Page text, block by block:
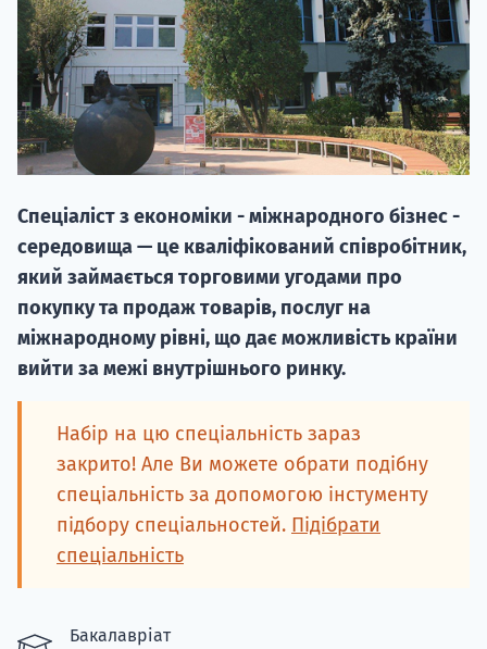
Спеціаліст з економіки - міжнародного бізнес -
середовища — це кваліфікований співробітник,
який займається торговими угодами про
покупку та продаж товарів, послуг на
міжнародному рівні, що дає можливість країни
вийти за межі внутрішнього ринку.
Набір на цю спеціальність зараз
закрито! Але Ви можете обрати подібну
спеціальність за допомогою інстументу
підбору спеціальностей. Підібрати
спеціальність
Бакалавріат
20.09
"Навчання
НАБІР
вступ на